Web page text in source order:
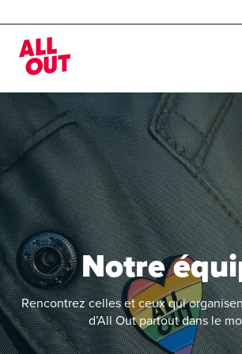
Home
Notre
Rencontrez celles et ceux qui
d’All Out partout dans le